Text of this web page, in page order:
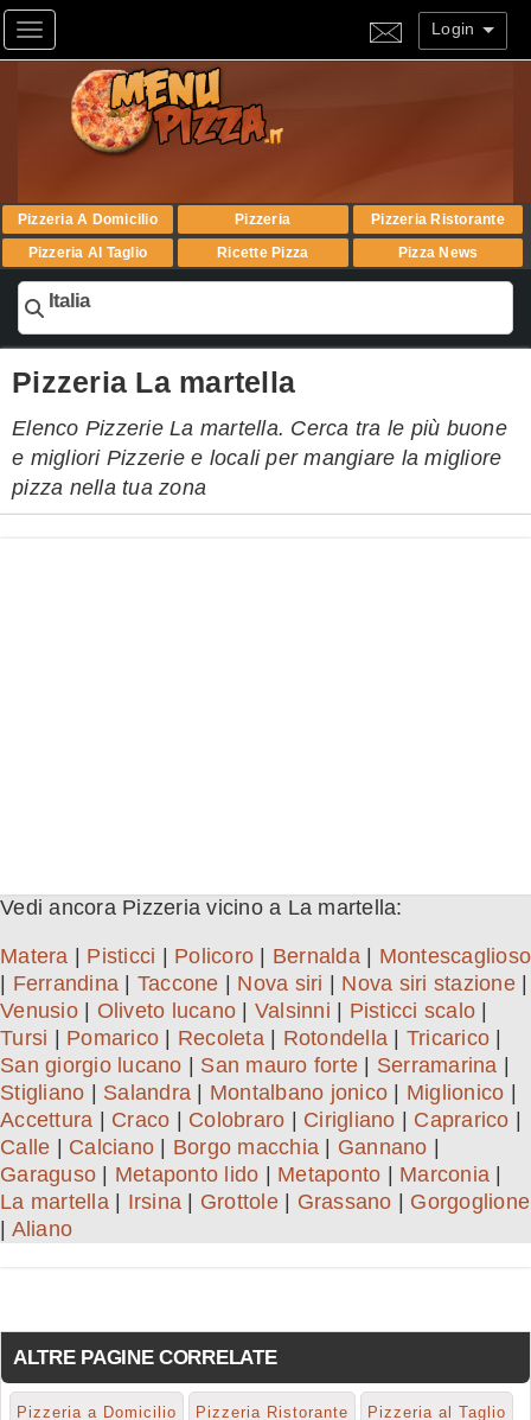
Toggle navigation Login
Pizzeria A Domicilio Pizzeria
Pizzeria Ristorante
Pizzeria Al Taglio
Ricette Pizza Pizza News
Italia
Pizzeria La martella
Elenco Pizzerie La martella. Cerca tra le più buone
e migliori Pizzerie e locali per mangiare la migliore
pizza nella tua zona
Vedi ancora Pizzeria vicino a La martella:
Matera Pisticci Policoro Bernalda| Montescaglioso
Ferrandina Taccone Nova siri Nova siri stazione|
Venusio| Oliveto lucano Valsinni Pisticci scalo
Tursi
Pomarico Recoleta| Rotondella Tricarico
San giorgio lucano
San mauro forte Serramarina
Stigliano
Salandra Montalbano jonico Miglionico
Accettura
Craco Colobraro Cirigliano Caprarico
Calle
Calciano Borgo macchia Gannano
Garaguso
Metaponto lido Metaponto Marconia
La martella| Irsina Grottole| Grassano
Gorgoglione
Aliano
ALTRE PAGINE CORRELATE
Pizzeria a Domicilio Pizzeria Ristorante Pizzeria al Taglio